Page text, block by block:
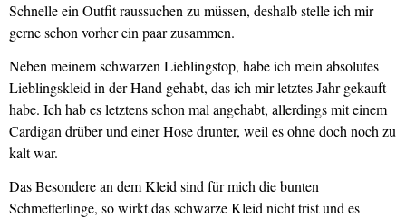
Schnelle ein Outfit raussuchen zu müssen, deshalb stelle ich mir
gerne schon vorher ein paar zusammen.
Neben meinem schwarzen Lieblingstop, habe ich mein absolutes
Lieblingskleid in der Hand gehabt, das ich mir letztes Jahr gekauft
habe. Ich hab es letztens schon mal angehabt, allerdings mit einem
Cardigan drüber und einer Hose drunter, weil es ohne doch noch zu
kalt war.
Das Besondere an dem Kleid sind für mich die bunten
Schmetterlinge, so wirkt das schwarze Kleid nicht trist und es